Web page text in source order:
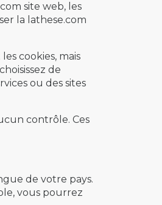
site web, les
la lathese.com
cookies, mais
de
ou des sites
contrôle. Ces
de votre pays.
vous pourrez